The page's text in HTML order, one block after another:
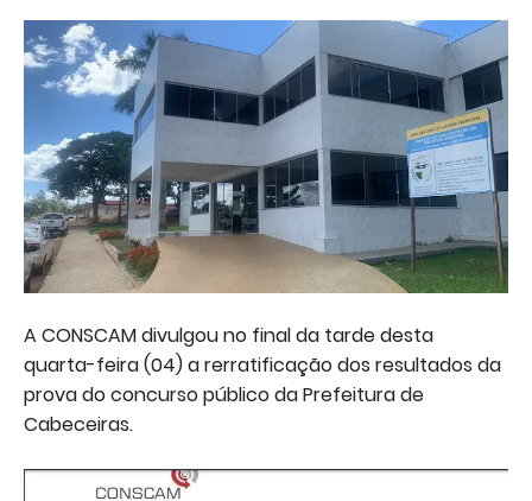
A CONSCAM divulgou no final da tarde desta
quarta-feira (04) a rerratificação dos resultados da
prova do concurso público da Prefeitura de
Cabeceiras.